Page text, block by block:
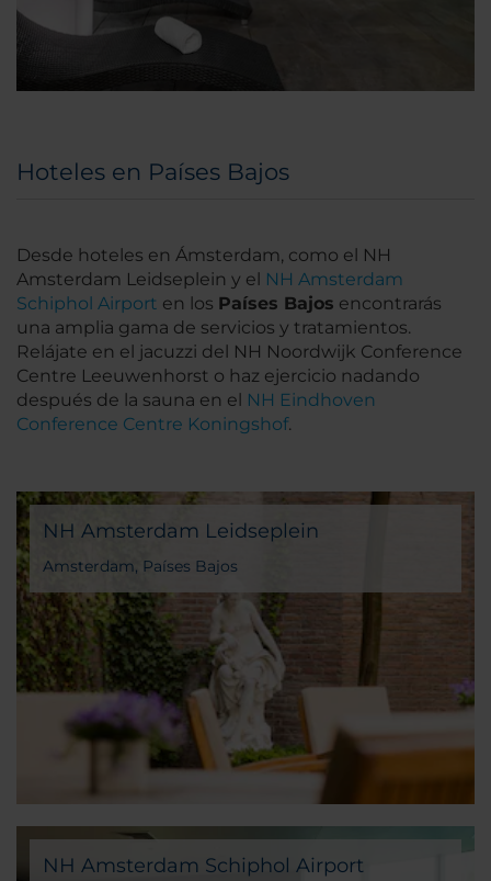
Hoteles en Países Bajos
Desde hoteles en Ámsterdam, como el NH
Amsterdam Leidseplein y el NH Amsterdam
Schiphol Airport en los Países Bajos encontrarás
una amplia gama de servicios y tratamientos.
Relájate en el jacuzzi del NH Noordwijk Conference
Centre Leeuwenhorst o haz ejercicio nadando
después de la sauna en el NH Eindhoven
Conference Centre Koningshof.
NH Amsterdam Leidseplein
Amsterdam, Países Bajos
NH Amsterdam Schiphol Airport